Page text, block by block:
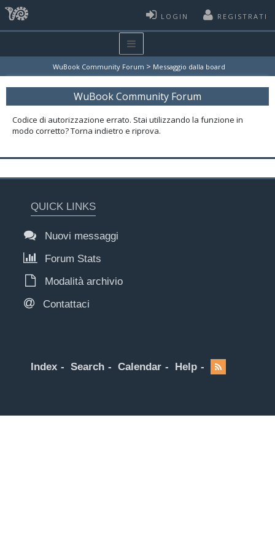
LOGIN REGISTRATI
WuBook Community Forum > Messaggio dalla board
WuBook Community Forum
Codice di autorizzazione errato. Stai utilizzando la funzione in
modo corretto? Torna indietro e riprova.
QUICK LINKS
Nuovi messaggi
Forum Stats
Modalità archivio
Contattaci
Index Search Calendar Help